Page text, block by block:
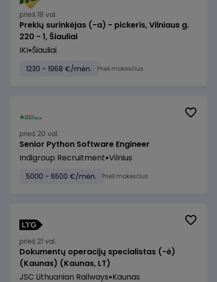
prieš 18 val.
Prekių surinkėjas (-a) - pickeris, Vilniaus g.
220 - 1, Šiauliai
IKI Šiauliai
1230 - 1968 €/mėn. Prieš mokesčius
prieš 20 val.
Senior Python Software Engineer
Indigroup Recruitment Vilnius
5000 - 6500 €/mėn. Prieš mokesčius
prieš 21 val.
Dokumentų operacijų specialistas (-ė)
(Kaunas) (Kaunas, LT)
JSC Lithuanian Railways Kaunas